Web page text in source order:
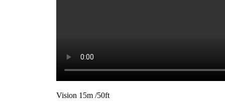
Vision 15m /50ft